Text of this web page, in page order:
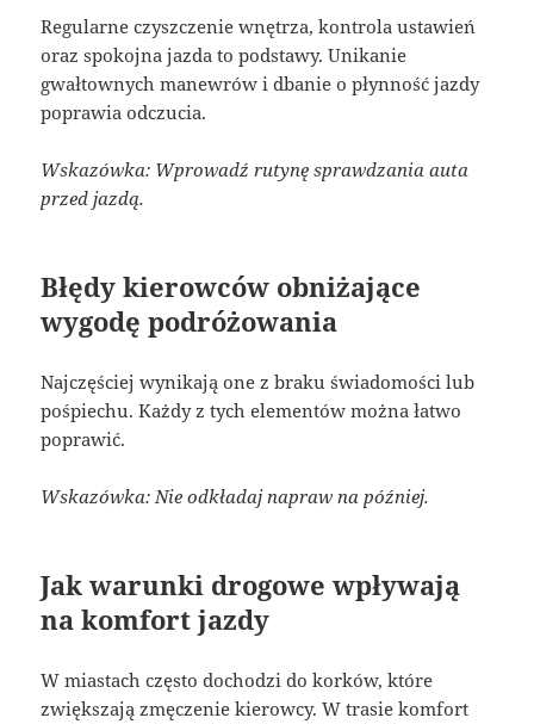
Regularne czyszczenie wnętrza, kontrola ustawień
oraz spokojna jazda to podstawy. Unikanie
gwałtownych manewrów i dbanie o płynność jazdy
poprawia odczucia.
Wskazówka: Wprowadź rutynę sprawdzania auta
przed jazdą.
Błędy kierowców obniżające
wygodę podróżowania
Najczęściej wynikają one z braku świadomości lub
pośpiechu. Każdy z tych elementów można łatwo
poprawić.
Wskazówka: Nie odkładaj napraw na później.
Jak warunki drogowe wpływają
na komfort jazdy
W miastach często dochodzi do korków, które
zwiększają zmęczenie kierowcy. W trasie komfort